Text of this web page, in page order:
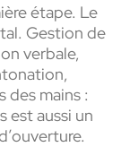
étape. Le
Gestion de
verbale,
des mains :
est aussi un